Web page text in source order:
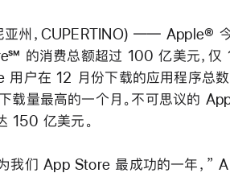
亚州，CUPERTINO) ―― Apple®
的消费总额超过 100 亿美元，仅
用户在 12 月份下载的应用程序总
载量最高的一个月。不可思议的
150 亿美元。
我们 App Store 最成功的一年，”